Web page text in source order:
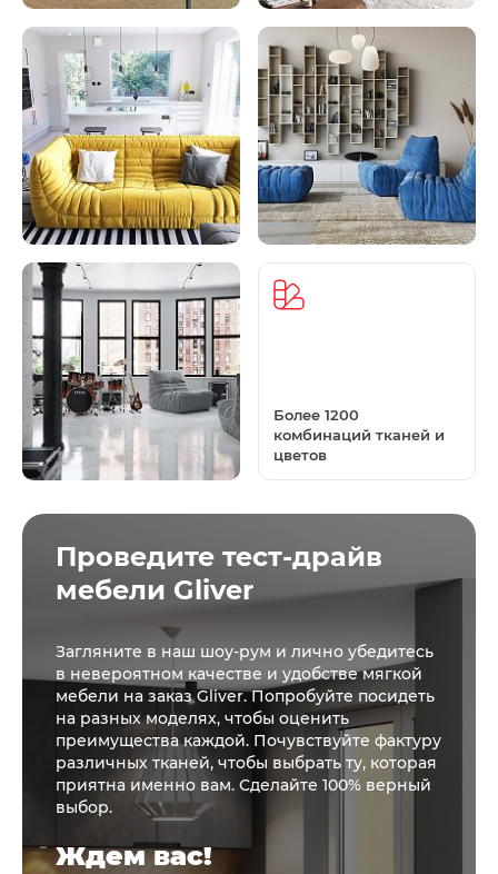
Более 1200
комбинаций тканей и
цветов
Проведите тест-драйв
мебели Gliver
Загляните в наш шоу-рум и лично убедитесь
в невероятном качестве и удобстве мягкой
мебели на заказ Gliver. Попробуйте посидеть
на разных моделях, чтобы оценить
преимущества каждой. Почувствуйте фактуру
различных тканей, чтобы выбрать ту, которая
приятна именно вам. Сделайте 100% верный
выбор.
Ждем вас!